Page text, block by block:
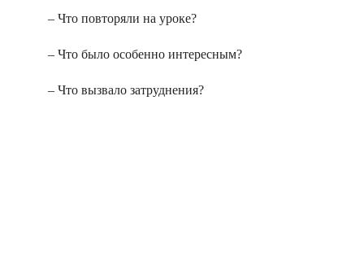
– Что повторяли на уроке?
– Что было особенно интересным?
– Что вызвало затруднения?